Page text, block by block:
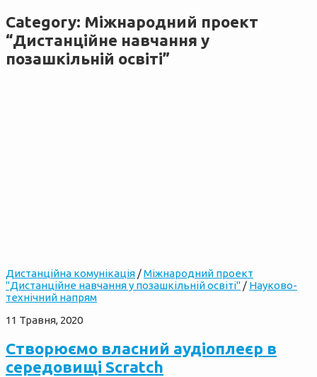
Category: Міжнародний проект
“Дистанційне навчання у
позашкільній освіті”
Дистанційна комунікація /Міжнародний проект
"Дистанційне навчання у позашкільній освіті" / Науково-
технічний напрям
11 Травня, 2020
Створюємо власний аудіоплеєр в
середовищі Scratch